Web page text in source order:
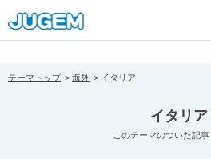
[pear_error: message="Success"
prefix="" info=""]
テーマトップ 海外 イタリア
イタリア
このテーマのついた記